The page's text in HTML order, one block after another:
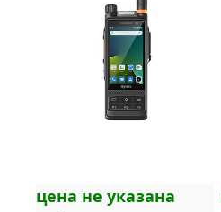
цена не указана